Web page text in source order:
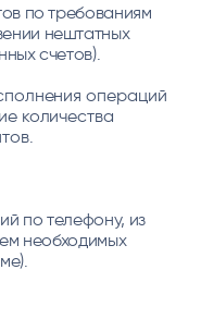
по требованиям
нештатных
счетов).
операций
количества
по телефону, из
необходимых